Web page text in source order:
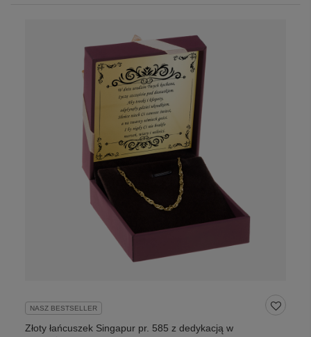
NASZ BESTSELLER
Złoty łańcuszek Singapur pr. 585 z dedykacją w